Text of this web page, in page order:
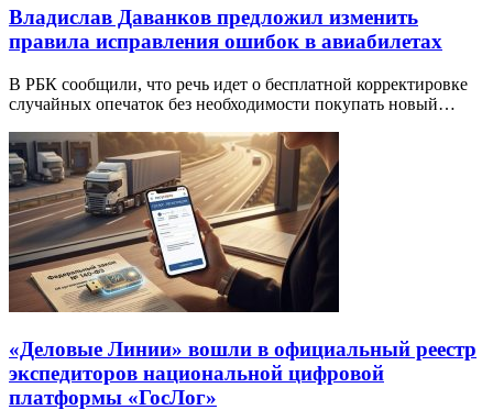
Владислав Даванков предложил изменить
правила исправления ошибок в авиабилетах
В РБК сообщили, что речь идет о бесплатной корректировке
случайных опечаток без необходимости покупать новый…
«Деловые Линии» вошли в официальный реестр
экспедиторов национальной цифровой
платформы «ГосЛог»